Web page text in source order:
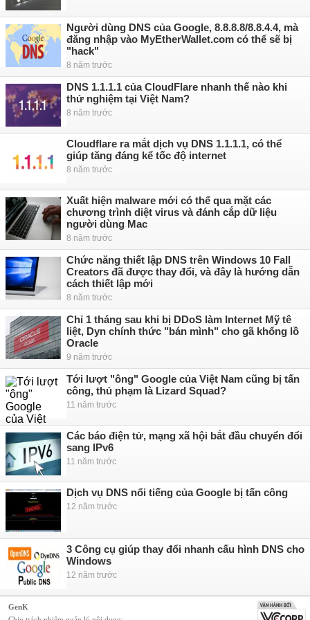
Người dùng DNS của Google, 8.8.8.8/8.8.4.4, mà
đăng nhập vào MyEtherWallet.com có thể sẽ bị
"hack"
8 năm trước
DNS 1.1.1.1 của CloudFlare nhanh thế nào khi
thử nghiệm tại Việt Nam?
8 năm trước
Cloudflare ra mắt dịch vụ DNS 1.1.1.1, có thể
giúp tăng đáng kể tốc độ internet
8 năm trước
Xuất hiện malware mới có thể qua mặt các
chương trình diệt virus và đánh cắp dữ liệu
người dùng Mac
8 năm trước
Chức năng thiết lập DNS trên Windows 10 Fall
Creators đã được thay đổi, và đây là hướng dẫn
cách thiết lập mới
8 năm trước
Chỉ 1 tháng sau khi bị DDoS làm Internet Mỹ tê
liệt, Dyn chính thức "bán mình" cho gã khổng lồ
Oracle
9 năm trước
Tới lượt "ông" Google của Việt Nam cũng bị tấn
công, thủ phạm là Lizard Squad?
11 năm trước
Các báo điện tử, mạng xã hội bắt đầu chuyển đổi
sang IPv6
11 năm trước
Dịch vụ DNS nổi tiếng của Google bị tấn công
12 năm trước
3 Công cụ giúp thay đổi nhanh cấu hình DNS cho
Windows
12 năm trước
GenK